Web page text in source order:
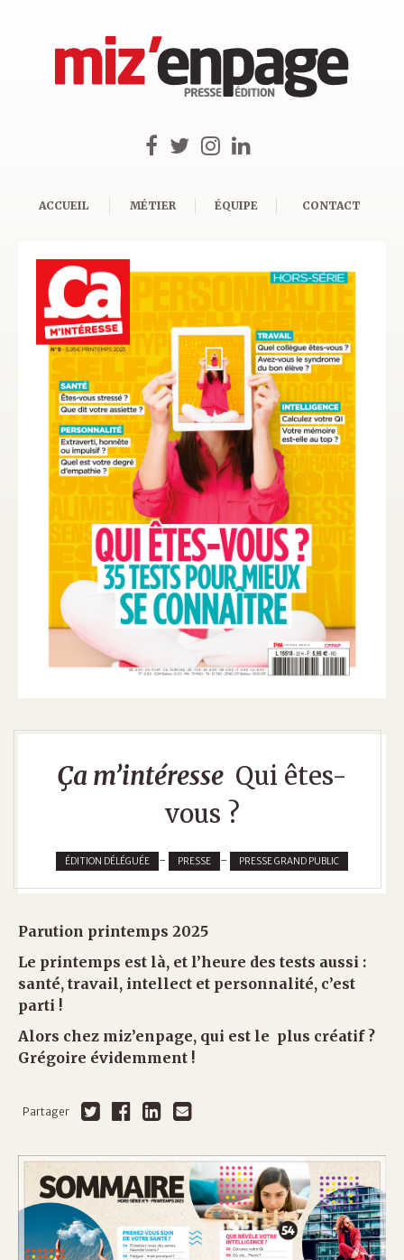
ACCUEIL MÉTIER ÉQUIPE CONTACT
Ça m’intéresse Qui êtes-
vous ?
ÉDITION DÉLÉGUÉE - PRESSE - PRESSE GRAND PUBLIC
Parution printemps 2025
Le printemps est là, et l’heure des tests aussi :
santé, travail, intellect et personnalité, c’est
parti !
Alors chez miz’enpage, qui est le plus créatif ?
Grégoire évidemment !
Partager